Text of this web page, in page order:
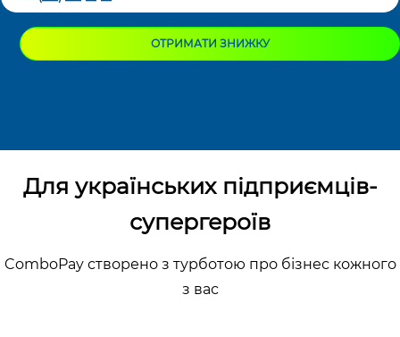
ОТРИМАТИ ЗНИЖКУ
Для українських підприємців-
супергероїв
ComboPay створено з турботою про бізнес кожного
з вас